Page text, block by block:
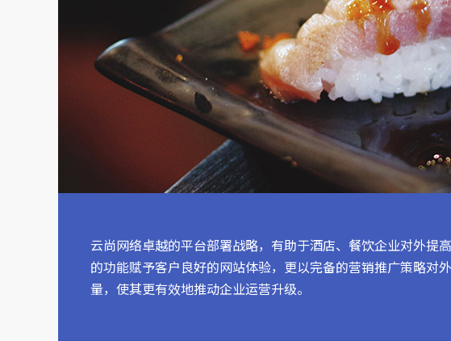
云尚网络卓越的平台部署战略，有助于酒店、餐饮企业对外提
的功能赋予客户良好的网站体验，更以完备的营销推广策略对
量，使其更有效地推动企业运营升级。